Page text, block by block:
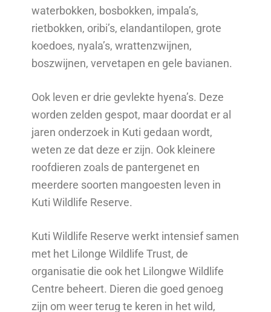
waterbokken, bosbokken, impala’s,
rietbokken, oribi’s, elandantilopen, grote
koedoes, nyala’s, wrattenzwijnen,
boszwijnen, vervetapen en gele bavianen.
Ook leven er drie gevlekte hyena’s. Deze
worden zelden gespot, maar doordat er al
jaren onderzoek in Kuti gedaan wordt,
weten ze dat deze er zijn. Ook kleinere
roofdieren zoals de pantergenet en
meerdere soorten mangoesten leven in
Kuti Wildlife Reserve.
Kuti Wildlife Reserve werkt intensief samen
met het Lilonge Wildlife Trust, de
organisatie die ook het Lilongwe Wildlife
Centre beheert. Dieren die goed genoeg
zijn om weer terug te keren in het wild,